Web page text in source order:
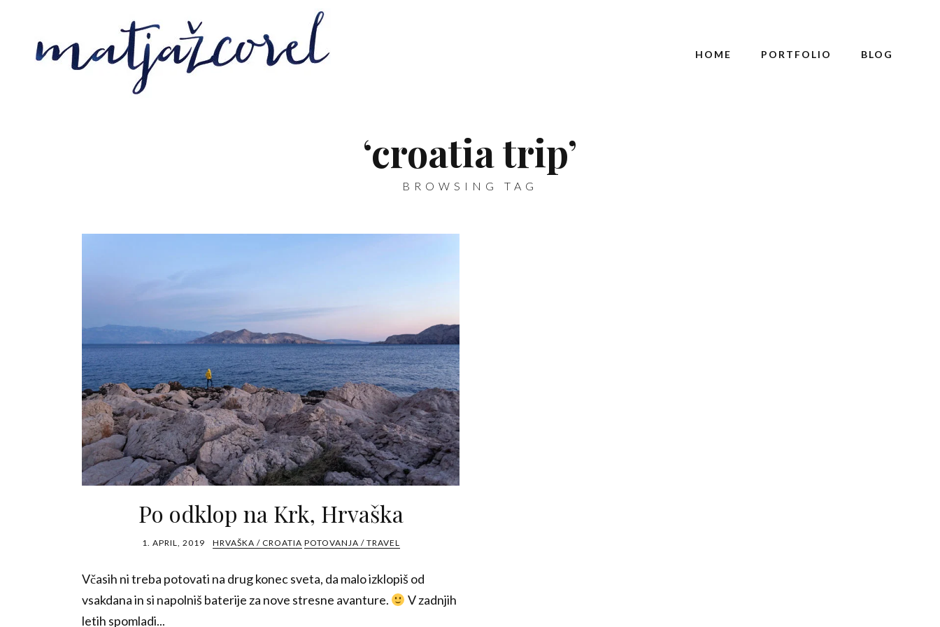
HOME PORTFOLIO BLOG
‘croatia trip’
BROWSING TAG
Po odklop na Krk, Hrvaška
1. APRIL, 2019 HRVAŠKA / CROATIA POTOVANJA / TRAVEL
Včasih ni treba potovati na drug konec sveta, da malo izklopiš od
vsakdana in si napolniš baterije za nove stresne avanture.
V zadnjih
letih spomladi...